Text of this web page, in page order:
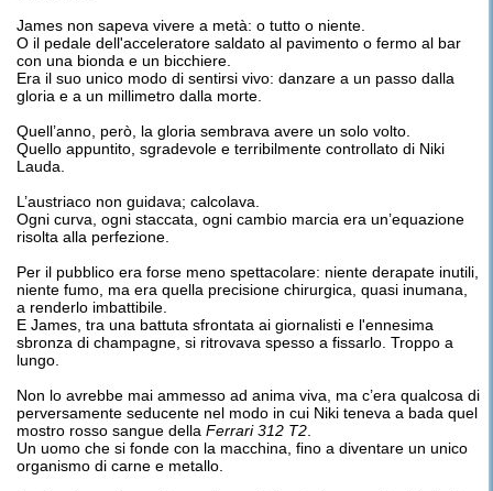
James non sapeva vivere a metà: o tutto o niente.
O il pedale dell'acceleratore saldato al pavimento o fermo al bar
con una bionda e un bicchiere.
Era il suo unico modo di sentirsi vivo: danzare a un passo dalla
gloria e a un millimetro dalla morte.
Quell’anno, però, la gloria sembrava avere un solo volto.
Quello appuntito, sgradevole e terribilmente controllato di Niki
Lauda.
L’austriaco non guidava; calcolava.
Ogni curva, ogni staccata, ogni cambio marcia era un’equazione
risolta alla perfezione.
Per il pubblico era forse meno spettacolare: niente derapate inutili,
niente fumo, ma era quella precisione chirurgica, quasi inumana,
a renderlo imbattibile.
E James, tra una battuta sfrontata ai giornalisti e l'ennesima
sbronza di champagne, si ritrovava spesso a fissarlo. Troppo a
lungo.
Non lo avrebbe mai ammesso ad anima viva, ma c’era qualcosa di
perversamente seducente nel modo in cui Niki teneva a bada quel
mostro rosso sangue della Ferrari 312 T2
Un uomo che si fonde con la macchina, fino a diventare un unico
organismo di carne e metallo.